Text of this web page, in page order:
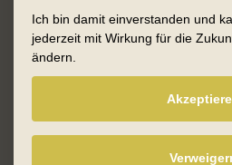
E-Mail*
Ich bin damit einverstanden und
jederzeit mit Wirkung für die
ändern.